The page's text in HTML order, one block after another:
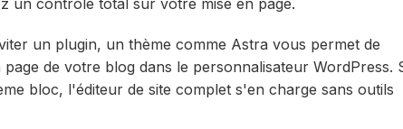
un plugin, un thème comme Astra vous permet de
de votre blog dans le personnalisateur WordPress.
bloc, l'éditeur de site complet s'en charge sans outils